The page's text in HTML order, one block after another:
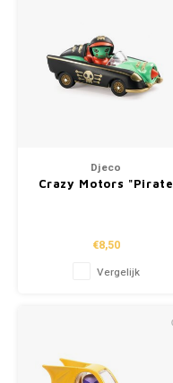
Djeco
Crazy Motors "Pirate
€8,50
Vergelijk